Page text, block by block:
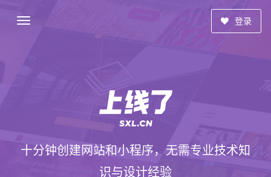
登录
十分钟创建网站和小程序，无需专业技术知
识与设计经验